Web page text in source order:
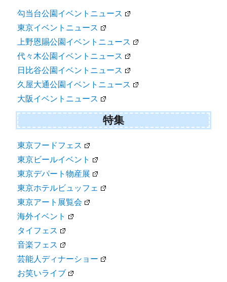
勾当台公園イベントニュース
東京イベントニュース
上野恩賜公園イベントニュース
代々木公園イベントニュース
日比谷公園イベントニュース
久屋大通公園イベントニュース
大阪イベントニュース
特集
東京フードフェス
東京ビールイベント
東京デパート物産展
東京ホテルビュッフェ
東京アート展覧会
海外イベント
タイフェス
音楽フェス
芸能人ディナーショー
お笑いライブ